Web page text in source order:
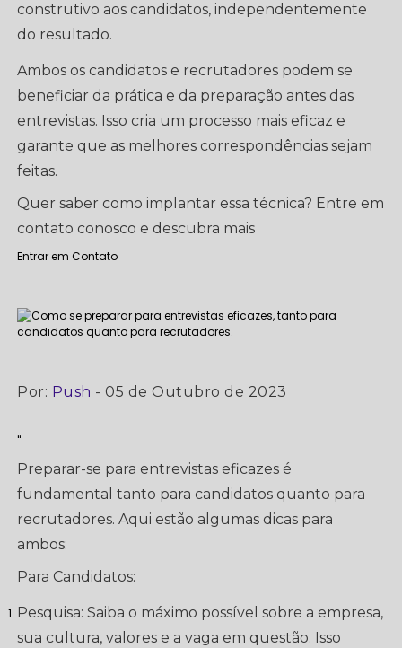
construtivo aos candidatos, independentemente
do resultado.
Ambos os candidatos e recrutadores podem se
beneficiar da prática e da preparação antes das
entrevistas. Isso cria um processo mais eficaz e
garante que as melhores correspondências sejam
feitas.
Quer saber como implantar essa técnica? Entre em
contato conosco e descubra mais
Entrar em Contato
Por: Push - 05 de Outubro de 2023
"
Preparar-se para entrevistas eficazes é
fundamental tanto para candidatos quanto para
recrutadores. Aqui estão algumas dicas para
ambos:
Para Candidatos:
Pesquisa: Saiba o máximo possível sobre a empresa,
sua cultura, valores e a vaga em questão. Isso